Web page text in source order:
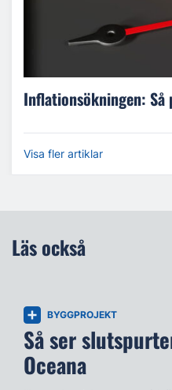
Inflationsökningen: Så
Visa fler artiklar
Läs också
BYGGPROJEKT
Så ser
Oceana